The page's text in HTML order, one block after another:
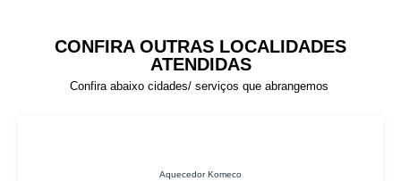
CONFIRA OUTRAS LOCALIDADES
ATENDIDAS
Confira abaixo cidades/ serviços que abrangemos
Aquecedor Komeco